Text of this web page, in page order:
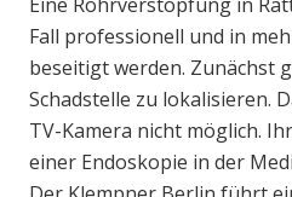
Fall professionell und in
beseitigt werden. Zunächst
Schadstelle zu lokalisieren.
TV-Kamera nicht möglich.
einer Endoskopie in der